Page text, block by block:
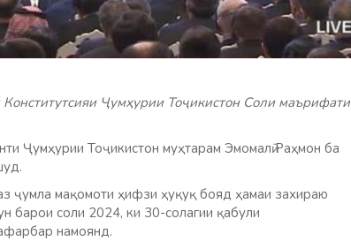
Ҷумҳурии Тоҷикистон Соли маърифати
Ҷумҳурии Тоҷикистон муҳтарам Эмомалӣ Раҳмон ба
ҷумла мақомоти ҳифзи ҳуқуқ бояд ҳамаи захираю
барои соли 2024, ки 30-солагии қабули
намоянд.